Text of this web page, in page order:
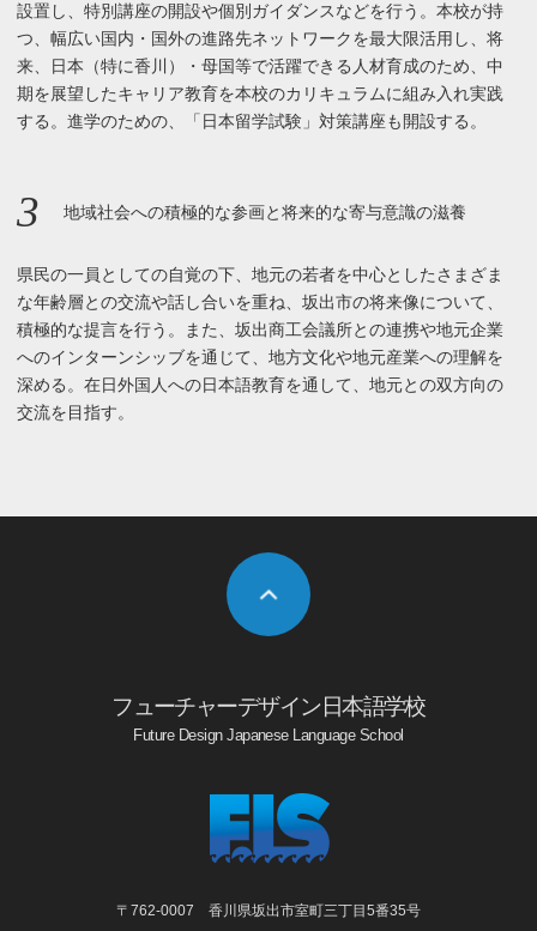
設置し、特別講座の開設や個別ガイダンスなどを行う。本校が持
つ、幅広い国内・国外の進路先ネットワークを最大限活用し、将
来、日本（特に香川）・母国等で活躍できる人材育成のため、中
期を展望したキャリア教育を本校のカリキュラムに組み入れ実践
する。進学のための、「日本留学試験」対策講座も開設する。
3 地域社会への積極的な参画と将来的な寄与意識の滋養
県民の一員としての自覚の下、地元の若者を中心としたさまざま
な年齢層との交流や話し合いを重ね、坂出市の将来像について、
積極的な提言を行う。また、坂出商工会議所との連携や地元企業
へのインターンシッブを通じて、地方文化や地元産業への理解を
深める。在日外国人への日本語教育を通して、地元との双方向の
交流を目指す。
フューチャーデザイン日本語学校
Future Design Japanese Language School
〒762-0007 香川県坂出市室町三丁目5番35号